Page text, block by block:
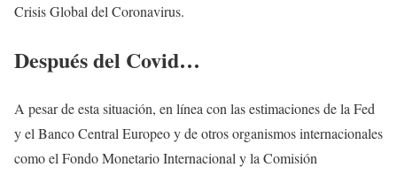
Crisis Global del Coronavirus.
Después del Covid…
A pesar de esta situación, en línea con las estimaciones de la Fed
y el Banco Central Europeo y de otros organismos internacionales
como el Fondo Monetario Internacional y la Comisión